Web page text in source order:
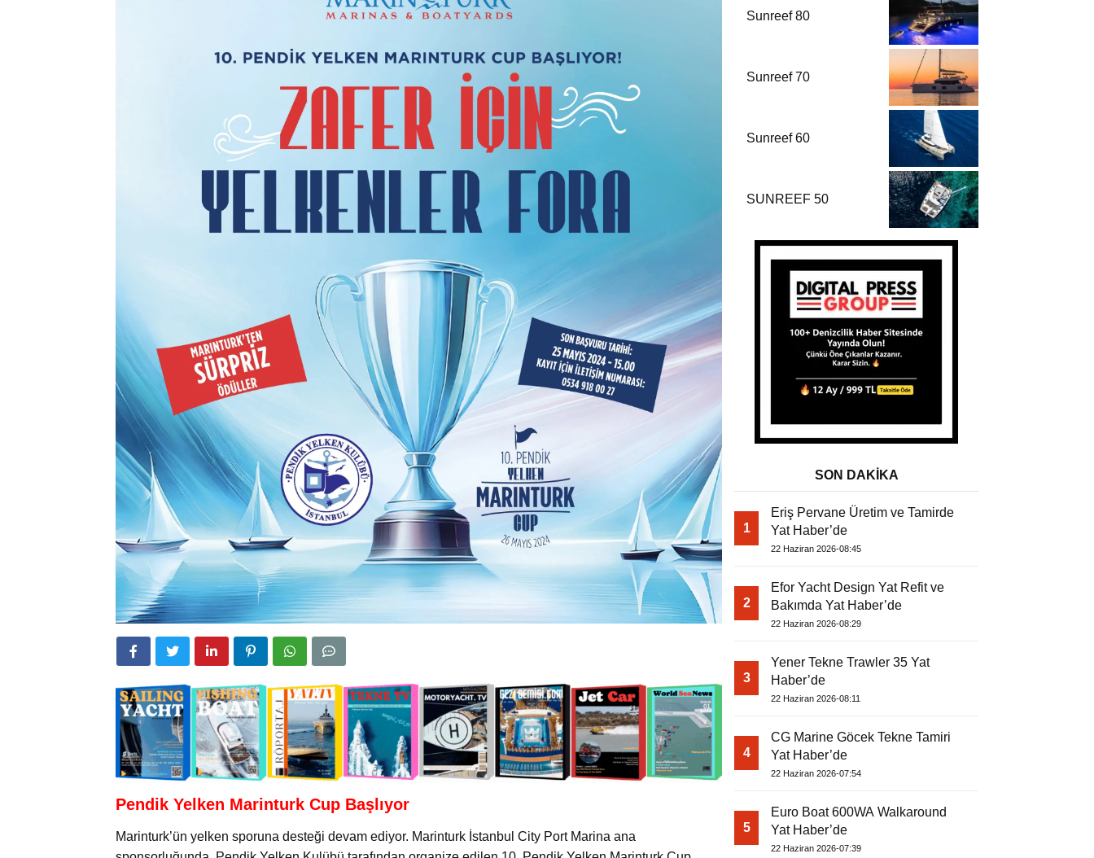
Pendik Yelken Marinturk Cup Başlıyor
Marinturk’ün yelken sporuna desteği devam ediyor. Marinturk İstanbul City Port Marina ana
Sunreef 80
Sunreef 70
Sunreef 60
SUNREEF 50
SON DAKİKA
1
Eriş Pervane Üretim ve Tamirde
Yat Haber’de
22 Haziran 2026-08:45
2
Efor Yacht Design Yat Refit ve
Bakımda Yat Haber’de
22 Haziran 2026-08:29
3
Yener Tekne Trawler 35 Yat
Haber’de
22 Haziran 2026-08:11
4
CG Marine Göcek Tekne Tamiri
Yat Haber’de
22 Haziran 2026-07:54
5
Euro Boat 600WA Walkaround
Yat Haber’de
22 Haziran 2026-07:39